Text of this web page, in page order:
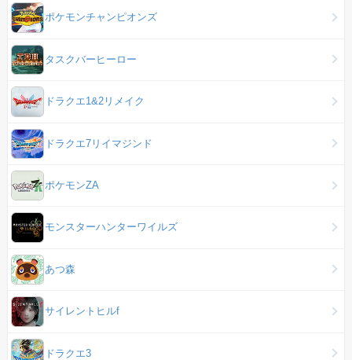
ポケモンチャンピオンズ
タスクバーヒーロー
ドラクエ1&2リメイク
ドラクエ7リイマジンド
ポケモンZA
モンスターハンターワイルズ
あつ森
サイレントヒルf
ドラクエ3